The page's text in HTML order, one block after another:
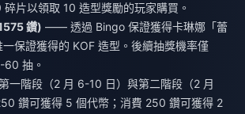
片以領取 10 造型獎勵的玩家購買。
鑽) —— 透過 Bingo 保證獲得卡琳娜「蕾
保證獲得的 KOF 造型。後續抽獎機率僅
60 抽。
階段（2 月 6-10 日）與第二階段（2 月
鑽可獲得 5 個代幣；消費 250 鑽可獲得 2